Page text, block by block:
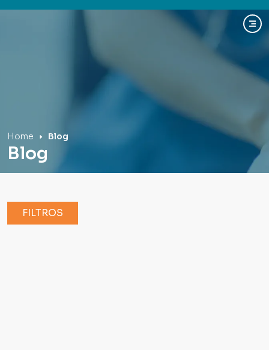
Home Blog
Blog
FILTROS